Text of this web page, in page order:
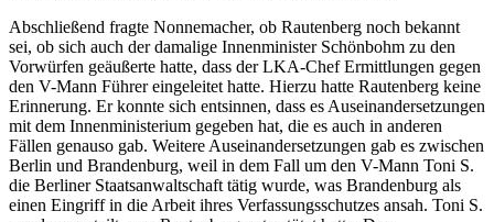
Abschließend fragte Nonnemacher, ob Rautenberg noch bekannt
sei, ob sich auch der damalige Innenminister Schönbohm zu den
Vorwürfen geäußerte hatte, dass der LKA-Chef Ermittlungen gegen
den V-Mann Führer eingeleitet hatte. Hierzu hatte Rautenberg keine
Erinnerung. Er konnte sich entsinnen, dass es Auseinandersetzungen
mit dem Innenministerium gegeben hat, die es auch in anderen
Fällen genauso gab. Weitere Auseinandersetzungen gab es zwischen
Berlin und Brandenburg, weil in dem Fall um den V-Mann Toni S.
die Berliner Staatsanwaltschaft tätig wurde, was Brandenburg als
einen Eingriff in die Arbeit ihres Verfassungsschutzes ansah. Toni S.